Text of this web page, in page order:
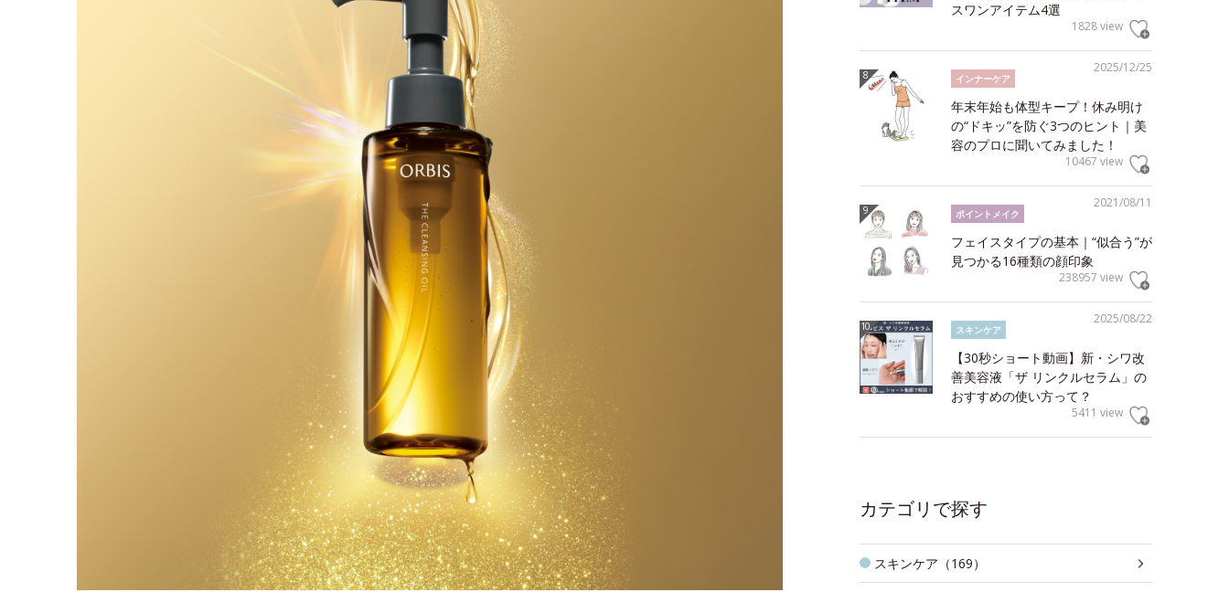
スワンアイテム4選
1828 view
2025/12/25
インナーケア
年末年始も体型キープ！休み明け
の“ドキッ”を防ぐ3つのヒント｜美
容のプロに聞いてみました！
10467 view
2021/08/11
ポイントメイク
フェイスタイプの基本｜“似合う”が
見つかる16種類の顔印象
238957 view
2025/08/22
スキンケア
【30秒ショート動画】新・シワ改
善美容液「ザ リンクルセラム」の
おすすめの使い方って？
5411 view
カテゴリで探す
スキンケア（169）